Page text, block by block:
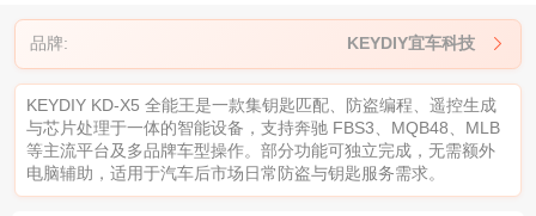
品牌: KEYDIY宜车科技 
KEYDIY KD-X5 全能王是一款集钥匙匹配、防盗编程、遥控生成
与芯片处理于一体的智能设备，支持奔驰 FBS3、MQB48、MLB
等主流平台及多品牌车型操作。部分功能可独立完成，无需额外
电脑辅助，适用于汽车后市场日常防盗与钥匙服务需求。